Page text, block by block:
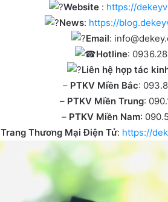
Website: https://
News: https://
Email:
Hotline:
Liên hệ hợp tác
– PTKV Miền Bắc:
– PTKV Miền Trung:
– PTKV Miền Nam:
Trang Thương Mại Điện Tử: https://